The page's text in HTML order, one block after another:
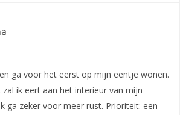
ga voor het eerst op mijn eentje wonen.
ik eert aan het interieur van mijn
ga zeker voor meer rust. Prioriteit: een